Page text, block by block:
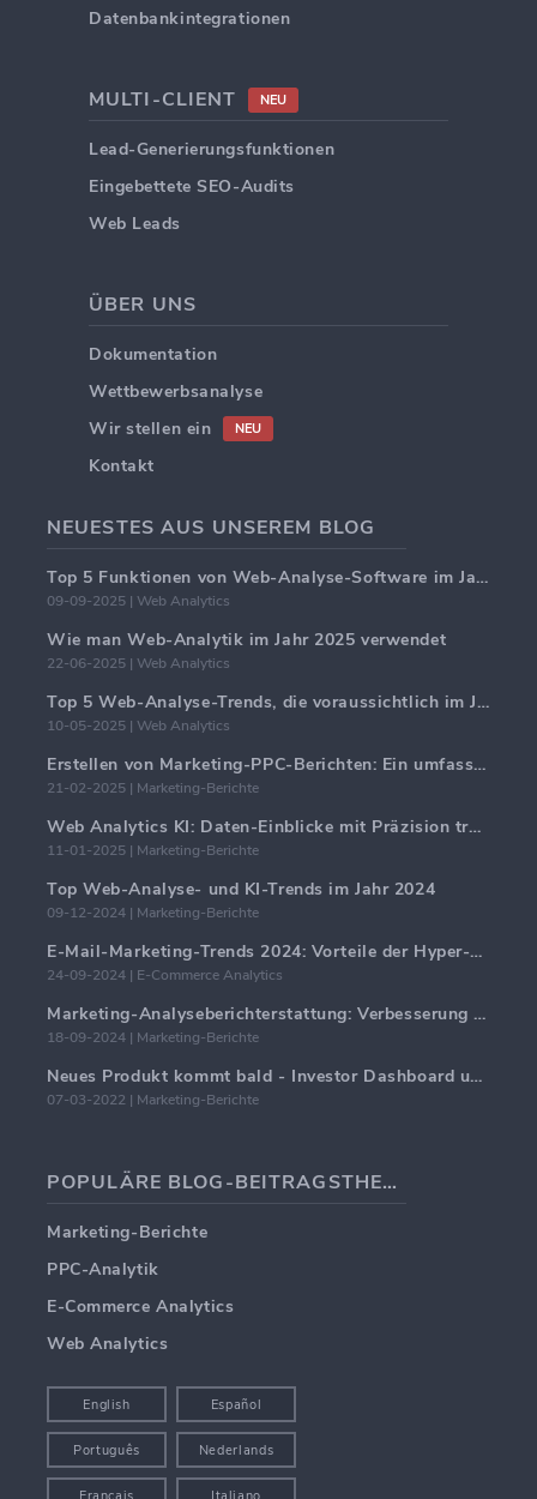
Datenbankintegrationen
MULTI-CLIENT NEU
Lead-Generierungsfunktionen
Eingebettete SEO-Audits
Web Leads
ÜBER UNS
Dokumentation
Wettbewerbsanalyse
Wir stellen ein
NEU
Kontakt
NEUESTES AUS UNSEREM BLOG
Top 5 Funktionen von Web-Analyse-Software im Jahr 2025
09-09-2025 | Web Analytics
Wie man Web-Analytik im Jahr 2025 verwendet
22-06-2025 | Web Analytics
Top 5 Web-Analyse-Trends, die voraussichtlich im Jahr 2025 dominieren werden
10-05-2025 | Web Analytics
Erstellen von Marketing-PPC-Berichten: Ein umfassender Leitfaden
21-02-2025 | Marketing-Berichte
Web Analytics KI: Daten-Einblicke mit Präzision transformieren
11-01-2025 | Marketing-Berichte
Top Web-Analyse- und KI-Trends im Jahr 2024
09-12-2024 | Marketing-Berichte
E-Mail-Marketing-Trends 2024: Vorteile der Hyper-Personalisierung
24-09-2024 | E-Commerce Analytics
Marketing-Analyseberichterstattung: Verbesserung der Geschäftseinblicke
18-09-2024 | Marketing-Berichte
Neues Produkt kommt bald - Investor Dashboard und Startup-Berichte
07-03-2022 | Marketing-Berichte
POPULÄRE BLOG-BEITRAGSTHEMEN
Marketing-Berichte
PPC-Analytik
E-Commerce Analytics
Web Analytics
English Español
Português Nederlands